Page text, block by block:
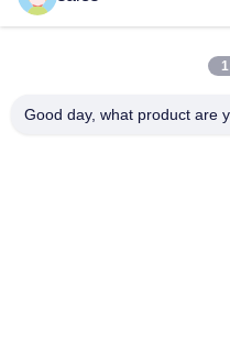
CD06 382*190*250mm Pin
Nähmaschine tragbare
Good day, what product are